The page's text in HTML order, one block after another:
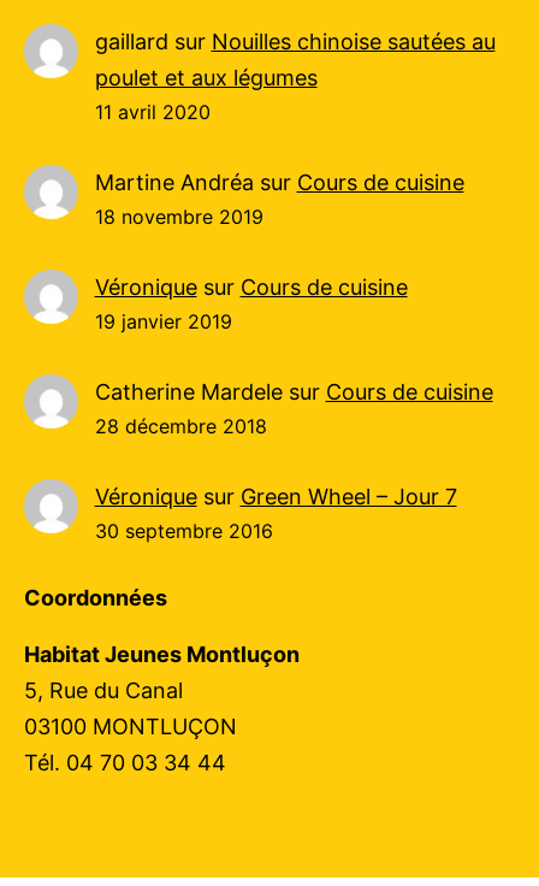
gaillard sur Nouilles chinoise sautées au
poulet et aux légumes
11 avril 2020
Martine Andréa sur Cours de cuisine
18 novembre 2019
Véroniquesur Cours de cuisine
19 janvier 2019
Catherine Mardelesur Cours de cuisine
28 décembre 2018
Véroniquesur Green Wheel – Jour 7
30 septembre 2016
Coordonnées
Habitat Jeunes Montluçon
5, Rue du Canal
03100 MONTLUÇON
Tél. 04 70 03 34 44